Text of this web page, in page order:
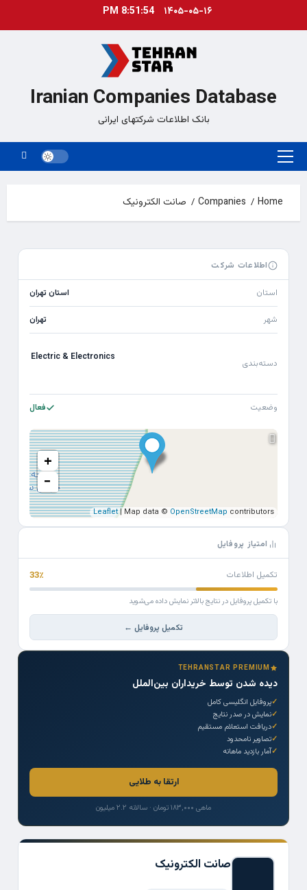
۱۴۰۵-۰۵-۱۶ 8:51:54 PM
Iranian Companies Database
بانک اطلاعات شرکتهای ایرانی
Primary
Home
Companies صانت الکترونیک
صانت الکترونیک
اطلاعات شرکت
استان استان تهران
شهر تهران
دسته‌بندی
Electric & Electronics
وضعیت فعال
+
−
Leaflet| Map data © OpenStreetMap contributors
امتیاز پروفایل
تکمیل اطلاعات 33٪
با تکمیل پروفایل در نتایج بالاتر نمایش داده می‌شوید
تکمیل پروفایل ←
TEHRANSTAR PREMIUM
دیده شدن توسط خریداران بین‌الملل
پروفایل انگلیسی کامل
نمایش در صدر نتایج
دریافت استعلام مستقیم
تصاویر نامحدود
آمار بازدید ماهانه
ارتقا به طلایی
ماهی ۱۸۳,۰۰۰ تومان · سالانه ۲.۲ میلیون